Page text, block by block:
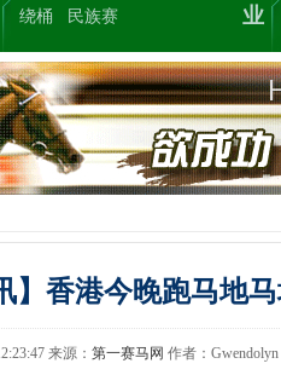
绕桶
民族赛
业
】香港今晚跑马地
来源：第一赛马网 作者：